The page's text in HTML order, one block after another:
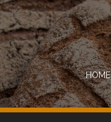
HOME